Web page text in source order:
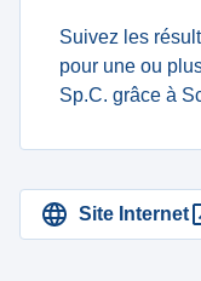
Suivez les
pour une ou
Sp.C. grâce à
Site Internet